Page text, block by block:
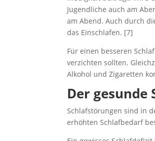
Jugendliche auch am
am Abend. Auch durch
das Einschlafen. [7]
Für einen besseren
verzichten sollten.
Alkohol und Zigaretten
Der gesunde
Schlafstörungen sind in
erhöhten Schlafbedarf